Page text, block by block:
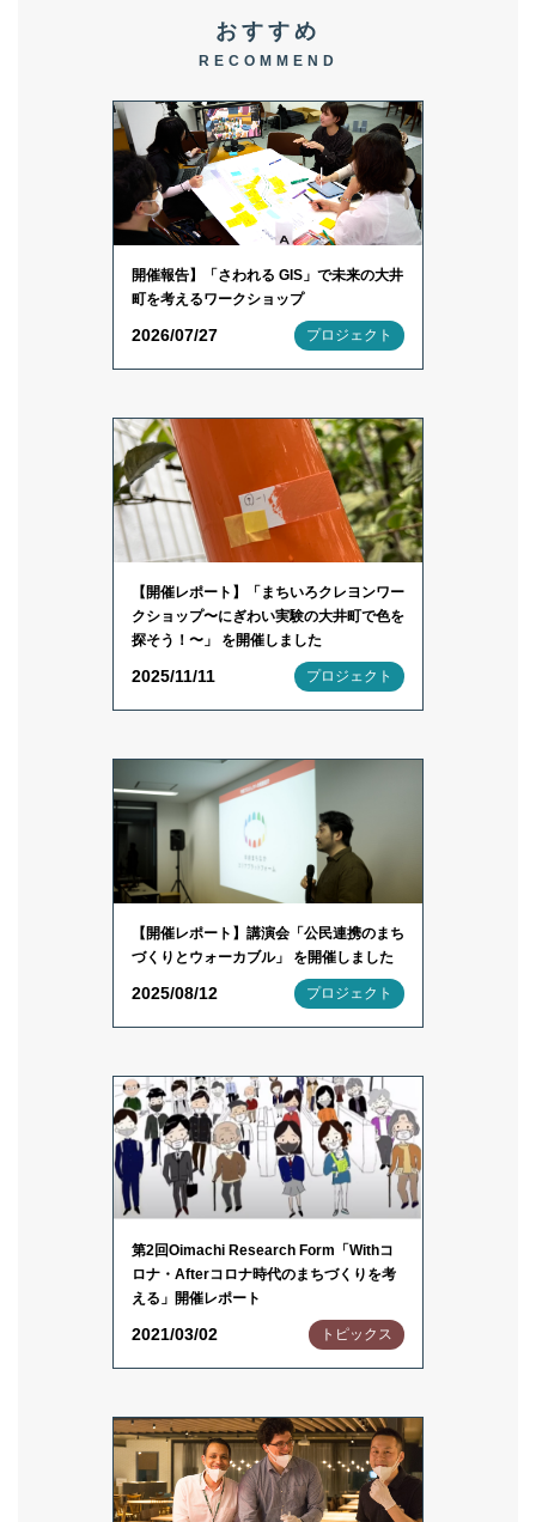
おすすめ
RECOMMEND
開催報告】「さわれる GIS」で未来の大井
町を考えるワークショップ
2026/07/27 プロジェクト
【開催レポート】「まちいろクレヨンワー
クショップ〜にぎわい実験の大井町で色を
探そう！〜」 を開催しました
2025/11/11 プロジェクト
【開催レポート】講演会「公民連携のまち
づくりとウォーカブル」 を開催しました
2025/08/12 プロジェクト
第2回Oimachi Research Form「Withコ
ロナ・Afterコロナ時代のまちづくりを考
える」開催レポート
2021/03/02 トピックス